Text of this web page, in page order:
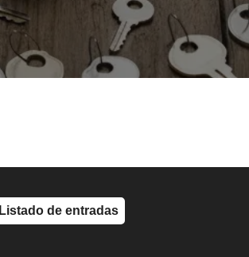
Listado de entradas